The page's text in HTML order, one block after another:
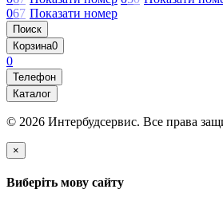
067 Показати номер
Поиск
Корзина0
0
Телефон
Каталог
© 2026 Интербудсервис. Все права
×
Виберіть мову сайту